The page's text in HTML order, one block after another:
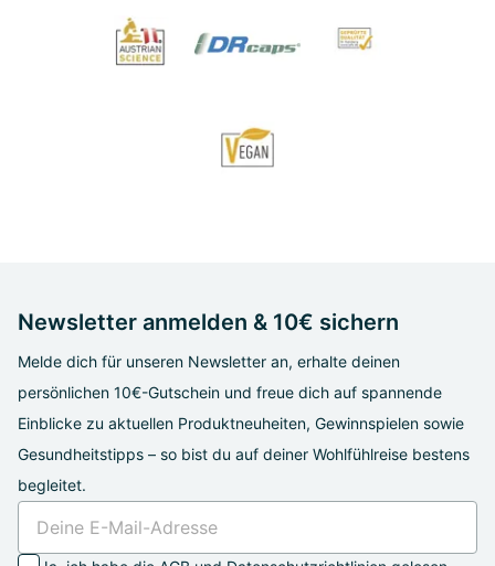
Newsletter anmelden & 10€ sichern
Melde dich für unseren Newsletter an, erhalte deinen
persönlichen 10€-Gutschein und freue dich auf spannende
Einblicke zu aktuellen Produktneuheiten, Gewinnspielen sowie
Gesundheitstipps – so bist du auf deiner Wohlfühlreise bestens
begleitet.